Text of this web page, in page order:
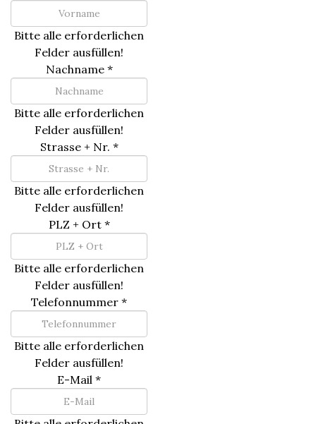
Bitte alle erforderlichen
Felder ausfüllen!
Nachname*
Bitte alle erforderlichen
Felder ausfüllen!
Strasse + Nr. *
Bitte alle erforderlichen
Felder ausfüllen!
PLZ + Ort*
Bitte alle erforderlichen
Felder ausfüllen!
Telefonnummer *
Bitte alle erforderlichen
Felder ausfüllen!
E-Mail *